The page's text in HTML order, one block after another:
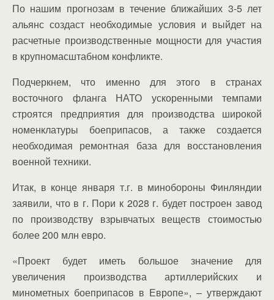
По нашим прогнозам в течение ближайших 3-5 лет
альянс создаст необходимые условия и выйдет на
расчетные производственные мощности для участия
в крупномасштабном конфликте.
Подчеркнем, что именно для этого в странах
восточного фланга НАТО ускоренными темпами
строятся предприятия для производства широкой
номенклатуры боеприпасов, а также создается
необходимая ремонтная база для восстановления
военной техники.
Итак, в конце января т.г. в минобороны Финляндии
заявили, что в г. Пори к 2028 г. будет построен завод
по производству взрывчатых веществ стоимостью
более 200 млн евро.
«Проект будет иметь большое значение для
увеличения производства артиллерийских и
минометных боеприпасов в Европе», – утверждают